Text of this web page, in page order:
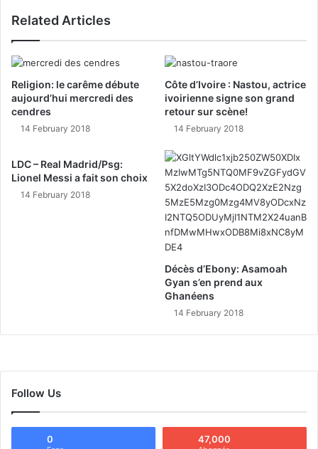
Related Articles
Religion: le carême débute
aujourd’hui mercredi des
cendres
14 February 2018
Côte d’Ivoire : Nastou, actrice
ivoirienne signe son grand
retour sur scène!
14 February 2018
LDC – Real Madrid/Psg:
Lionel Messi a fait son choix
14 February 2018
Décès d’Ebony: Asamoah
Gyan s’en prend aux
Ghanéens
14 February 2018
Follow Us
0 47,000